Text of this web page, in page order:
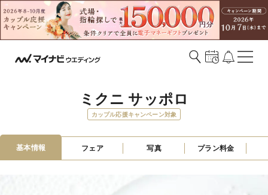
ミクニ サッポロ
カップル応援キャンペーン対象
基本情報 フェア 写真 プラン料金